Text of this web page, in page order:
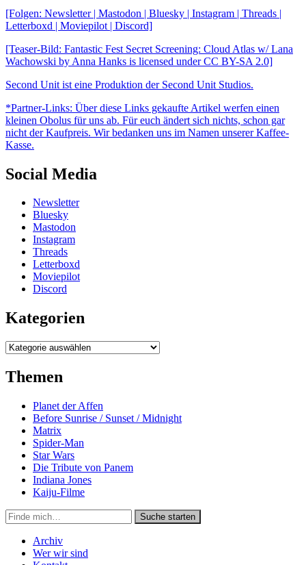
[Folgen: Newsletter | Mastodon | Bluesky | Instagram | Threads |
Letterboxd | Moviepilot | Discord]
[Teaser-Bild: Fantastic Fest Secret Screening: Cloud Atlas w/ Lana
Wachowski by Anna Hanks is licensed under CC BY-SA 2.0]
Second Unit ist eine Produktion der Second Unit Studios.
*Partner-Links: Über diese Links gekaufte Artikel werfen einen
kleinen Obolus für uns ab. Für euch ändert sich nichts, schon gar
nicht der Kaufpreis. Wir bedanken uns im Namen unserer Kaffee-
Kasse.
Social Media
Newsletter
Bluesky
Mastodon
Instagram
Threads
Letterboxd
Moviepilot
Discord
Kategorien
Kategorien
Themen
Planet der Affen
Before Sunrise / Sunset / Midnight
Matrix
Spider-Man
Star Wars
Die Tribute von Panem
Indiana Jones
Kaiju-Filme
Suche
in
https://secondunit-
podcast.de/
Suche starten
Archiv
Wer wir sind